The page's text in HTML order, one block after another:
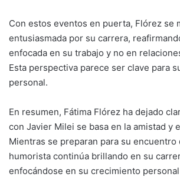
Con estos eventos en puerta, Flórez se
entusiasmada por su carrera,
enfocada en su trabajo y no en
Esta perspectiva parece ser clave para
personal.
En resumen, Fátima Flórez ha dejado
con Javier Milei se basa en la amistad y
Mientras se preparan para su encuentro
humorista continúa brillando en su
enfocándose en su crecimiento